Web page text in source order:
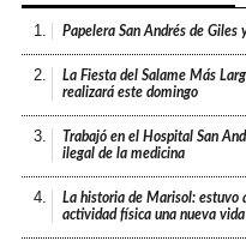
1. Papelera San Andrés de Giles
2.
La Fiesta del Salame Más
realizará este domingo
3.
Trabajó en el Hospital San
ilegal de la medicina
4.
La historia de Marisol: estuvo
actividad física una nueva vida